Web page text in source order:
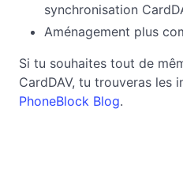
synchronisation
Aménagement plus
Si tu souhaites tout de
CardDAV, tu trouveras les
PhoneBlock Blog.